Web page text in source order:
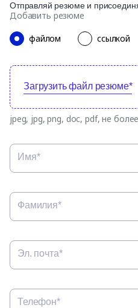
Отправляй резюме и
Добавить резюме
файлом
ссылкой
Загрузить файл резюме*
jpeg, jpg, png, doc, pdf, не
Имя*
Фамилия*
Эл. почта*
Телефон*